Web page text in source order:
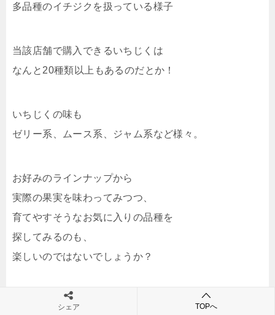
多品種のイチジクを扱っている様子
当該店舗で購入できるいちじくは
なんと20種類以上もあるのだとか！
いちじくの味も
ゼリー系、ムース系、ジャム系など様々。
お好みのラインナップから
実際の果実を味わってみつつ、
育てやすそうなお気に入りの品種を
探してみるのも、
楽しいのではないでしょうか？
育てやすく、家庭向きの果樹としてお庭に植えられて
シェア TOPへ